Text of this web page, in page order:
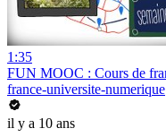
1:35
FUN MOOC : Cours de
france-universite-numerique
il y a 10 ans